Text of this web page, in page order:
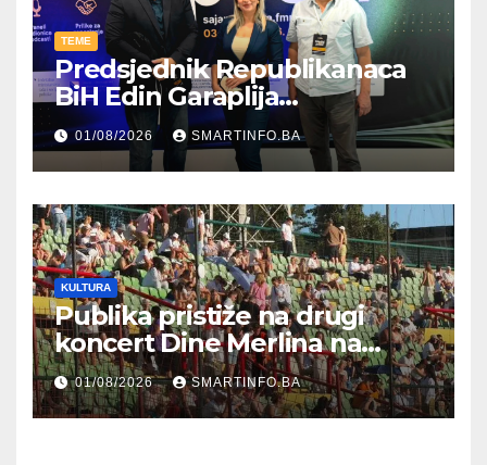
TEME
Predsjednik Republikanaca
BiH Edin Garaplija
prisustvovao prezentaciji
Federalnog sajma
zapošljavanja
01/08/2026 SMARTINFO.BA
KULTURA
Publika pristiže na drugi
koncert Dine Merlina na
Koševu
01/08/2026 SMARTINFO.BA